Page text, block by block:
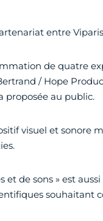
entre
de quatre
/ Hope
proposée au public.
visuel et sonore
et de sons » est
souhaitant